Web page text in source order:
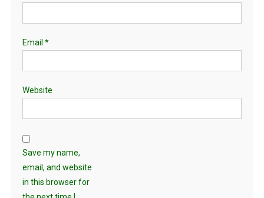
Email *
Website
Save my name,
email, and website
in this browser for